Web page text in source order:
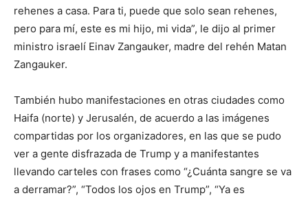
rehenes a casa. Para ti, puede que solo sean rehenes,
pero para mí, este es mi hijo, mi vida”, le dijo al primer
ministro israelí Einav Zangauker, madre del rehén Matan
Zangauker.
También hubo manifestaciones en otras ciudades como
Haifa (norte) y Jerusalén, de acuerdo a las imágenes
compartidas por los organizadores, en las que se pudo
ver a gente disfrazada de Trump y a manifestantes
llevando carteles con frases como “¿Cuánta sangre se va
a derramar?”, “Todos los ojos en Trump”, “Ya es